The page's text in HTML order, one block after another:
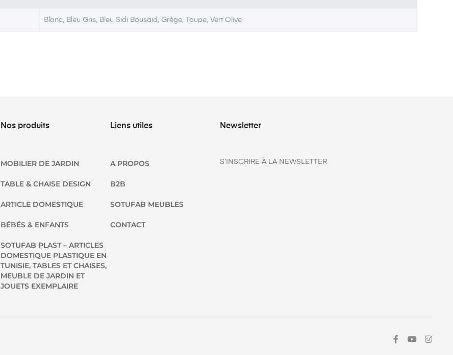
Blanc, Bleu Gris, Bleu Sidi Bousaid, Grège, Taupe, Vert Olive
Nos produits
MOBILIER DE JARDIN
TABLE & CHAISE DESIGN
ARTICLE DOMESTIQUE
BÉBÉS & ENFANTS
SOTUFAB PLAST – ARTICLES
DOMESTIQUE PLASTIQUE EN
TUNISIE, TABLES ET CHAISES,
MEUBLE DE JARDIN ET
JOUETS EXEMPLAIRE
Liens utiles
A PROPOS
B2B
SOTUFAB MEUBLES
CONTACT
Newsletter
S’INSCRIRE À LA NEWSLETTER